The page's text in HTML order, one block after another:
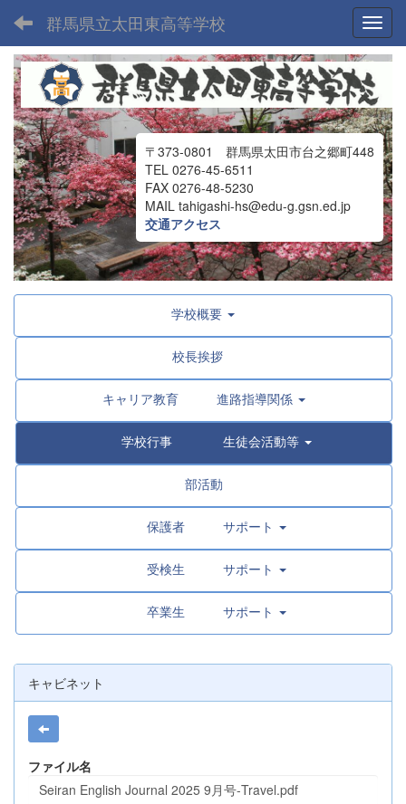
群馬県立太田東高等学校
〒373-0801 群馬県太田市台之郷町448
TEL 0276-45-6511
FAX 0276-48-5230
MAIL tahigashi-hs@edu-g.gsn.ed.jp
交通アクセス
学校概要
校長挨拶
キャリア教育 進路指導関係
学校行事 生徒会活動等
部活動
保護者 サポート
受検生 サポート
卒業生 サポート
キャビネット
ファイル名
Seiran English Journal 2025 9月号-Travel.pdf